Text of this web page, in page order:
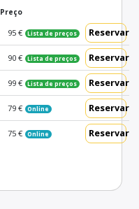
Preço
95 € Lista de preços Reservar
90 € Lista de preços Reservar
99 € Lista de preços Reservar
79 € Online Reservar
75 € Online Reservar